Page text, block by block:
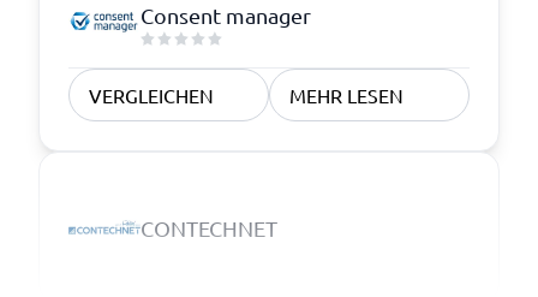
Consent manager
VERGLEICHEN MEHR LESEN
CONTECHNET